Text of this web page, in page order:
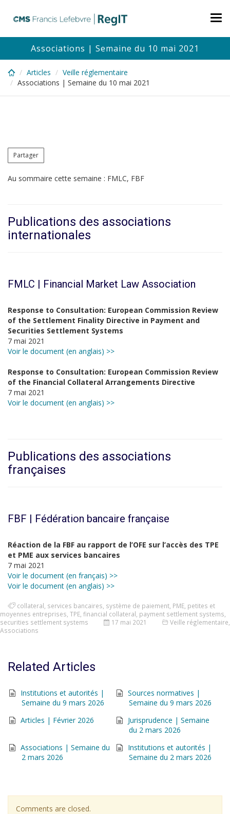
content
Associations | Semaine du 10 mai 2021
Articles
Veille réglementaire
Associations | Semaine du 10 mai 2021
Partager
Au sommaire cette semaine : FMLC, FBF
Publications des associations
internationales
FMLC | Financial Market Law Association
Response to Consultation: European Commission Review
of the Settlement Finality Directive in Payment and
Securities Settlement Systems
7 mai 2021
Voir le document (en anglais) >>
Response to Consultation: European Commission Review
of the Financial Collateral Arrangements Directive
7 mai 2021
Voir le document (en anglais) >>
Publications des associations
françaises
FBF | Fédération bancaire française
Réaction de la FBF au rapport de l’OFE sur l’accès des TPE
et PME aux services bancaires
7 mai 2021
Voir le document (en français) >>
Voir le document (en anglais) >>
collateral services bancaires système de paiement PME petites et
moyennes entreprises TPE financial collateral payment settlement systems
securities settlement systems
17 mai 2021 Veille réglementaire
Associations
Related Articles
Institutions et autorités |
Semaine du 9 mars 2026
Sources normatives |
Semaine du 9 mars 2026
Articles | Février 2026
Jurisprudence | Semaine
du 2 mars 2026
Associations | Semaine du
2 mars 2026
Institutions et autorités |
Semaine du 2 mars 2026
Comments are closed.